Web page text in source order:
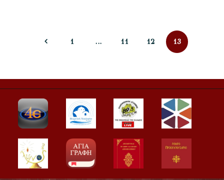
Σελιδοποίηση
PAGE
1 … PAGE
11 PAGE
12 PAGE
13